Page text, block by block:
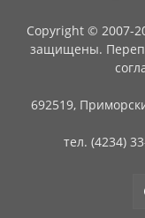
Copyright © 2007-
защищены.
692519,
тел. (4234)